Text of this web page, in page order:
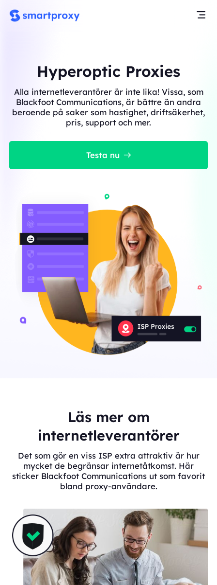
Hyperoptic Proxies
Alla internetleverantörer är inte lika! Vissa, som
Blackfoot Communications, är bättre än andra
beroende på saker som hastighet, driftsäkerhet,
pris, support och mer.
Testa nu
Läs mer om
internetleverantörer
Det som gör en viss ISP extra attraktiv är hur
mycket de begränsar internetåtkomst. Här
sticker Blackfoot Communications ut som favorit
bland proxy-användare.